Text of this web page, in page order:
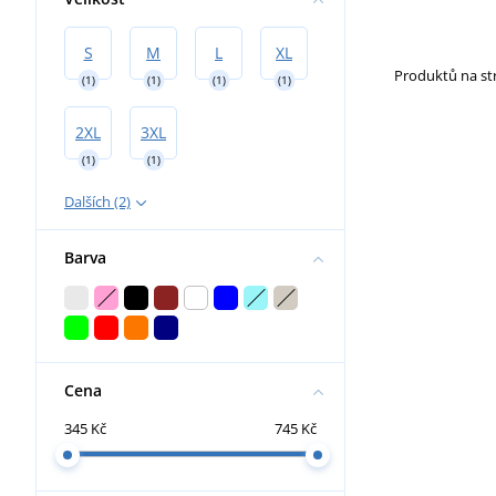
S
(1)
M
(1)
L
(1)
XL
(1)
2XL
(1)
3XL
(1)
Dalších (2)
Barva
Cena
345 Kč 745 Kč
Produktů na